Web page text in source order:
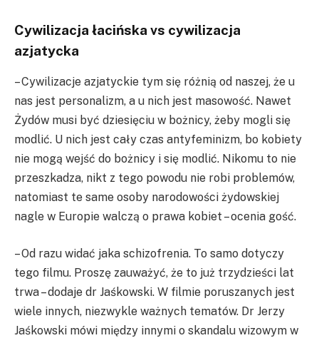
Cywilizacja łacińska vs cywilizacja
azjatycka
– Cywilizacje azjatyckie tym się różnią od naszej, że u
nas jest personalizm, a u nich jest masowość. Nawet
Żydów musi być dziesięciu w bożnicy, żeby mogli się
modlić. U nich jest cały czas antyfeminizm, bo kobiety
nie mogą wejść do bożnicy i się modlić. Nikomu to nie
przeszkadza, nikt z tego powodu nie robi problemów,
natomiast te same osoby narodowości żydowskiej
nagle w Europie walczą o prawa kobiet – ocenia gość.
– Od razu widać jaka schizofrenia. To samo dotyczy
tego filmu. Proszę zauważyć, że to już trzydzieści lat
trwa – dodaje dr Jaśkowski. W filmie poruszanych jest
wiele innych, niezwykle ważnych tematów. Dr Jerzy
Jaśkowski mówi między innymi o skandalu wizowym w